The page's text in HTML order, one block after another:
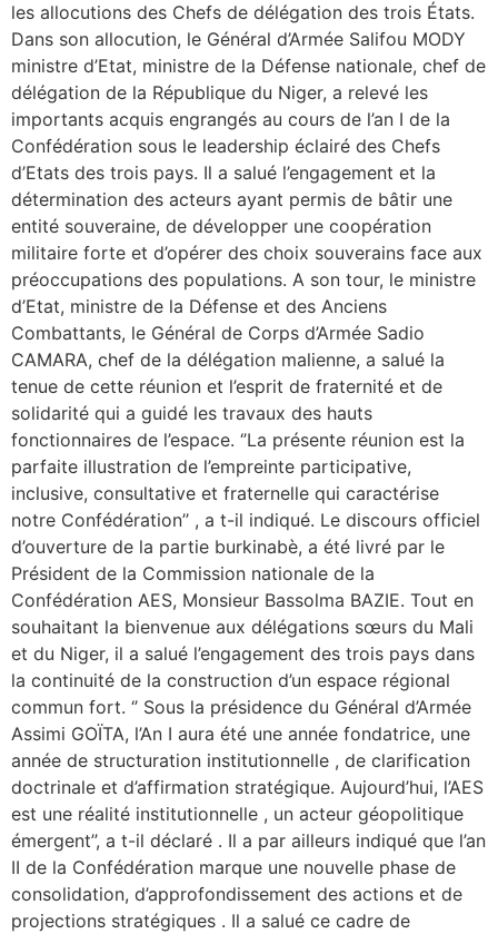
les allocutions des Chefs de délégation des trois États.
Dans son allocution, le Général d’Armée Salifou MODY
ministre d’Etat, ministre de la Défense nationale, chef de
délégation de la République du Niger, a relevé les
importants acquis engrangés au cours de l’an I de la
Confédération sous le leadership éclairé des Chefs
d’Etats des trois pays. Il a salué l’engagement et la
détermination des acteurs ayant permis de bâtir une
entité souveraine, de développer une coopération
militaire forte et d’opérer des choix souverains face aux
préoccupations des populations. A son tour, le ministre
d’Etat, ministre de la Défense et des Anciens
Combattants, le Général de Corps d’Armée Sadio
CAMARA, chef de la délégation malienne, a salué la
tenue de cette réunion et l’esprit de fraternité et de
solidarité qui a guidé les travaux des hauts
fonctionnaires de l’espace. ‘’La présente réunion est la
parfaite illustration de l’empreinte participative,
inclusive, consultative et fraternelle qui caractérise
notre Confédération’’ , a t-il indiqué. Le discours officiel
d’ouverture de la partie burkinabè, a été livré par le
Président de la Commission nationale de la
Confédération AES, Monsieur Bassolma BAZIE. Tout en
souhaitant la bienvenue aux délégations sœurs du Mali
et du Niger, il a salué l’engagement des trois pays dans
la continuité de la construction d’un espace régional
commun fort. ‘’ Sous la présidence du Général d’Armée
Assimi GOÏTA, l’An I aura été une année fondatrice, une
année de structuration institutionnelle , de clarification
doctrinale et d’affirmation stratégique. Aujourd’hui, l’AES
est une réalité institutionnelle , un acteur géopolitique
émergent’’, a t-il déclaré . Il a par ailleurs indiqué que l’an
II de la Confédération marque une nouvelle phase de
consolidation, d’approfondissement des actions et de
projections stratégiques . Il a salué ce cadre de